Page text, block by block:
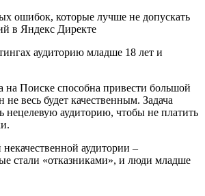
аудиторию младше 18 лет и
на Поиске способна привести большой
весь будет качественным. Задача
нецелевую аудиторию, чтобы не платить
аудитории –
стали «отказниками», и люди младше